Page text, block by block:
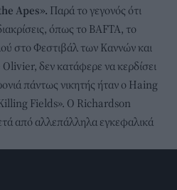
Apes». Παρά το γεγονός ότι
όπως το BAFTA, το
στο Φεστιβάλ των Καννών και
δεν κατάφερε να κερδίσει
πάντως νικητής ήταν ο Haing
Killing Fields». Ο Richardson
από αλλεπάλληλα εγκεφαλικά